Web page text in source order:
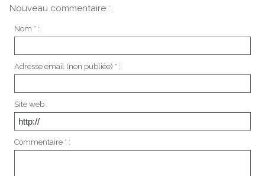
Nouveau commentaire :
Nom * :
Adresse email (non publiée) * :
Site web :
Commentaire * :